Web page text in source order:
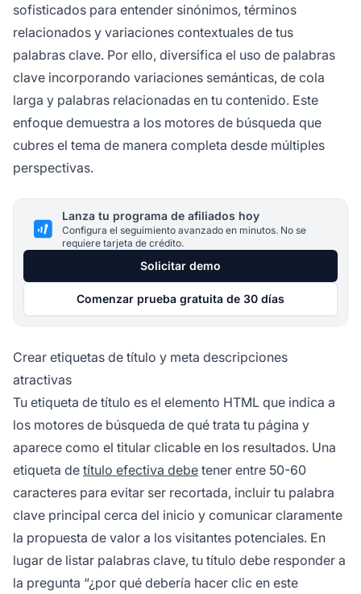
sofisticados para entender sinónimos, términos
relacionados y variaciones contextuales de tus
palabras clave. Por ello, diversifica el uso de palabras
clave incorporando variaciones semánticas, de cola
larga y palabras relacionadas en tu contenido. Este
enfoque demuestra a los motores de búsqueda que
cubres el tema de manera completa desde múltiples
perspectivas.
Lanza tu programa de afiliados hoy
Configura el seguimiento avanzado en minutos. No se
requiere tarjeta de crédito.
Solicitar demo
Comenzar prueba gratuita de 30 días
Crear etiquetas de título y meta descripciones
atractivas
Tu etiqueta de título es el elemento HTML que indica a
los motores de búsqueda de qué trata tu página y
aparece como el titular clicable en los resultados. Una
etiqueta de título efectiva debe tener entre 50-60
caracteres para evitar ser recortada, incluir tu palabra
clave principal cerca del inicio y comunicar claramente
la propuesta de valor a los visitantes potenciales. En
lugar de listar palabras clave, tu título debe responder a
la pregunta “¿por qué debería hacer clic en este